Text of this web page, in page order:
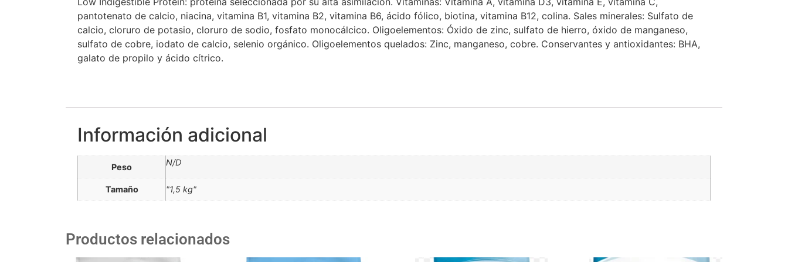
pantotenato de calcio, niacina, vitamina B1, vitamina B2, vitamina B6, ácido fólico, biotina, vitamina B12, colina. Sales minerales: Sulfato de
calcio, cloruro de potasio, cloruro de sodio, fosfato monocálcico. Oligoelementos: Óxido de zinc, sulfato de hierro, óxido de manganeso,
sulfato de cobre, iodato de calcio, selenio orgánico. Oligoelementos quelados: Zinc, manganeso, cobre. Conservantes y antioxidantes: BHA,
galato de propilo y ácido cítrico.
Información adicional
Peso N/D
Tamaño "1,5 kg"
Productos relacionados